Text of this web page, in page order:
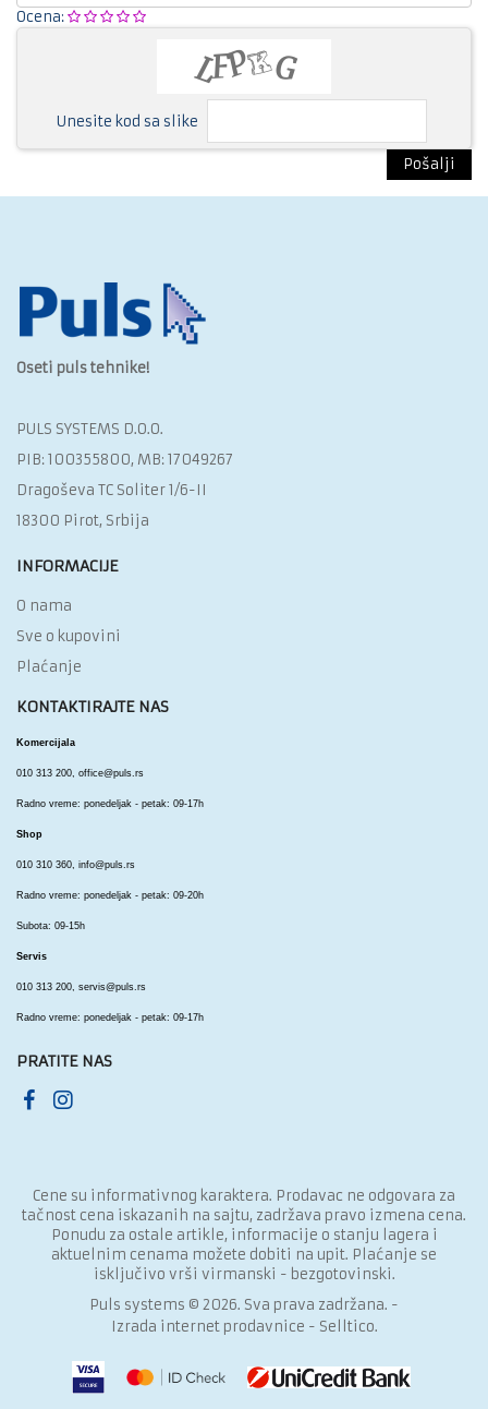
Ocena:
Unesite kod sa slike
Pošalji
Oseti puls tehnike!
PULS SYSTEMS D.O.O.‎
PIB: 100355800, MB: 17049267
Dragoševa TC Soliter 1/6-II
18300 Pirot, Srbija
INFORMACIJE
O nama
Sve o kupovini
Plaćanje
KONTAKTIRAJTE NAS
Komercijala
010 313 200, office@puls.rs
Radno vreme: ponedeljak - petak: 09-17h
Shop
010 310 360, info@puls.rs
Radno vreme: ponedeljak - petak: 09-20h
Subota: 09-15h
Servis
010 313 200, servis@puls.rs
Radno vreme: ponedeljak - petak: 09-17h
PRATITE NAS
Cene su informativnog karaktera. Prodavac ne odgovara za
tačnost cena iskazanih na sajtu, zadržava pravo izmena cena.
Ponudu za ostale artikle, informacije o stanju lagera i
aktuelnim cenama možete dobiti na upit. Plaćanje se
isključivo vrši virmanski - bezgotovinski.
Puls systems © 2026. Sva prava zadržana. -
Izrada internet prodavnice - Selltico.